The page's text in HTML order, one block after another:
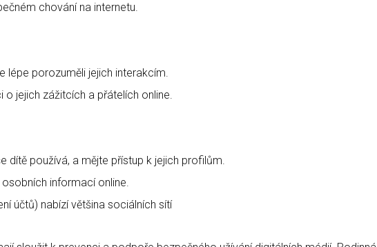
chování na internetu.
lépe porozuměli jejich interakcím.
o jejich zážitcích a přátelích online.
dítě používá, a mějte přístup k jejich profilům.
informací online.
účtů) nabízí většina sociálních sítí